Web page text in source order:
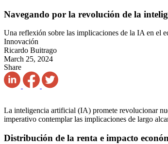
Navegando por la revolución de la
Una reflexión sobre las implicaciones de la IA en el
Innovación
Ricardo Buitrago
March 25, 2024
Share
La inteligencia artificial (IA) promete revolucionar
imperativo contemplar las implicaciones de largo
Distribución de la renta e impacto